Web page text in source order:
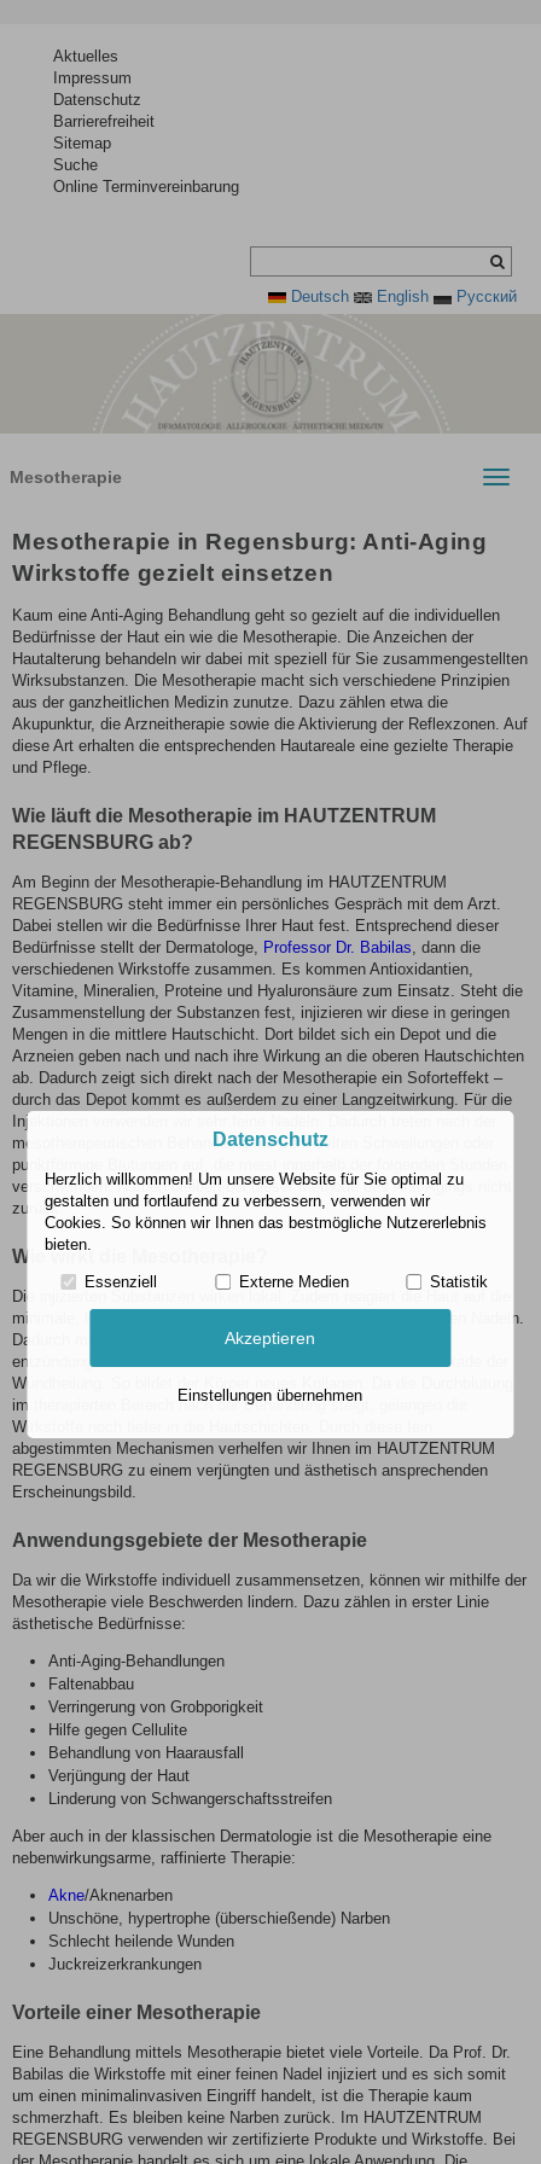
Aktuelles
Impressum
Datenschutz
Barrierefreiheit
Sitemap
Suche
Online Terminvereinbarung
Deutsch English Pусский
Mesotherapie
Toggle
Mesotherapie in Regensburg: Anti-Aging
Wirkstoffe gezielt einsetzen
Kaum eine Anti-Aging Behandlung geht so gezielt auf die individuellen
Bedürfnisse der Haut ein wie die Mesotherapie. Die Anzeichen der
Hautalterung behandeln wir dabei mit speziell für Sie zusammengestellten
Wirksubstanzen. Die Mesotherapie macht sich verschiedene Prinzipien
aus der ganzheitlichen Medizin zunutze. Dazu zählen etwa die
Akupunktur, die Arzneitherapie sowie die Aktivierung der Reflexzonen. Auf
diese Art erhalten die entsprechenden Hautareale eine gezielte Therapie
und Pflege.
Wie läuft die Mesotherapie im HAUTZENTRUM
REGENSBURG ab?
Am Beginn der Mesotherapie-Behandlung im HAUTZENTRUM
REGENSBURG steht immer ein persönliches Gespräch mit dem Arzt.
Dabei stellen wir die Bedürfnisse Ihrer Haut fest. Entsprechend dieser
Bedürfnisse stellt der Dermatologe, Professor Dr. Babilas, dann die
verschiedenen Wirkstoffe zusammen. Es kommen Antioxidantien,
Vitamine, Mineralien, Proteine und Hyaluronsäure zum Einsatz. Steht die
Zusammenstellung der Substanzen fest, injizieren wir diese in geringen
Mengen in die mittlere Hautschicht. Dort bildet sich ein Depot und die
Arzneien geben nach und nach ihre Wirkung an die oberen Hautschichten
ab. Dadurch zeigt sich direkt nach der Mesotherapie ein Soforteffekt –
durch das Depot kommt es außerdem zu einer Langzeitwirkung. Für die
Injektionen verwenden wir sehr feine Nadeln. Dadurch treten nach der
mesotherapeutischen Behandlung nur sehr selten Schwellungen oder
punktförmige Blutungen auf, die meist innerhalb der folgenden Stunden
verschwinden. Narben bleiben bei dieser Methode des Anti-Agings nicht
zurück.
Wie wirkt die Mesotherapie?
Die injizierten Substanzen wirken lokal. Zudem reagiert die Haut auf die
minimale, kontrollierte und kalkulierte Verletzung durch die feinen Nadeln.
Dadurch mobilisiert der Körper Abwehrkräfte, setzt
entzündungsmodulierende Substanzen frei und initiiert die Kaskade der
Wundheilung. So bildet der Körper neues Kollagen. Da die Durchblutung
im therapierten Bereich nach der Behandlung steigt, gelangen die
Wirkstoffe noch tiefer in die Hautschichten. Durch diese fein
abgestimmten Mechanismen verhelfen wir Ihnen im HAUTZENTRUM
REGENSBURG zu einem verjüngten und ästhetisch ansprechenden
Erscheinungsbild.
Anwendungsgebiete der Mesotherapie
Da wir die Wirkstoffe individuell zusammensetzen, können wir mithilfe der
Mesotherapie viele Beschwerden lindern. Dazu zählen in erster Linie
ästhetische Bedürfnisse:
Anti-Aging-Behandlungen
Faltenabbau
Verringerung von Grobporigkeit
Hilfe gegen Cellulite
Behandlung von Haarausfall
Verjüngung der Haut
Linderung von Schwangerschaftsstreifen
Aber auch in der klassischen Dermatologie ist die Mesotherapie eine
nebenwirkungsarme, raffinierte Therapie:
Akne/Aknenarben
Unschöne, hypertrophe (überschießende) Narben
Schlecht heilende Wunden
Juckreizerkrankungen
Vorteile einer Mesotherapie
Eine Behandlung mittels Mesotherapie bietet viele Vorteile. Da Prof. Dr.
Babilas die Wirkstoffe mit einer feinen Nadel injiziert und es sich somit
um einen minimalinvasiven Eingriff handelt, ist die Therapie kaum
schmerzhaft. Es bleiben keine Narben zurück. Im HAUTZENTRUM
REGENSBURG verwenden wir zertifizierte Produkte und Wirkstoffe. Bei
Datenschutz
Herzlich willkommen! Um unsere Website für Sie optimal zu
gestalten und fortlaufend zu verbessern, verwenden wir
Cookies. So können wir Ihnen das bestmögliche Nutzererlebnis
bieten.
Essenziell Externe Medien Statistik
Akzeptieren
Einstellungen übernehmen